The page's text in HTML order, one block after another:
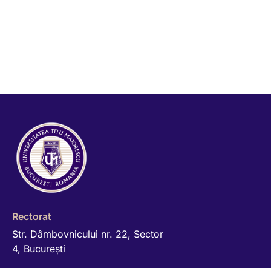
Rectorat
Str. Dâmbovnicului nr. 22, Sector
4, Bucureşti